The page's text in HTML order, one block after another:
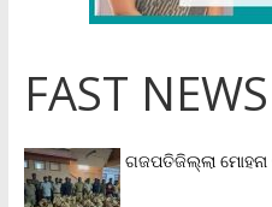
FAST NEWS
ଗଜପତିଜିଲ୍ଲା